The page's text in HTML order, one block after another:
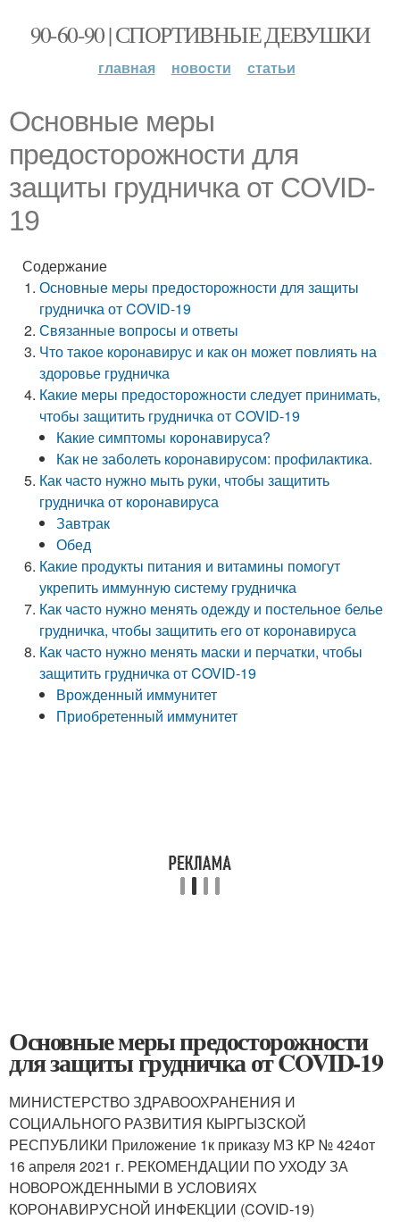
90-60-90 | СПОРТИВНЫЕ ДЕВУШКИ
главная новости статьи
Основные меры
предосторожности для
защиты грудничка от COVID-
19
Содержание
Основные меры предосторожности для защиты
грудничка от COVID-19
Связанные вопросы и ответы
Что такое коронавирус и как он может повлиять на
здоровье грудничка
Какие меры предосторожности следует принимать,
чтобы защитить грудничка от COVID-19
Какие симптомы коронавируса?
Как не заболеть коронавирусом: профилактика.
Как часто нужно мыть руки, чтобы защитить
грудничка от коронавируса
Завтрак
Обед
Какие продукты питания и витамины помогут
укрепить иммунную систему грудничка
Как часто нужно менять одежду и постельное белье
грудничка, чтобы защитить его от коронавируса
Как часто нужно менять маски и перчатки, чтобы
защитить грудничка от COVID-19
Врожденный иммунитет
Приобретенный иммунитет
Основные меры предосторожности
для защиты грудничка от COVID-19
МИНИСТЕРСТВО ЗДРАВООХРАНЕНИЯ И
СОЦИАЛЬНОГО РАЗВИТИЯ КЫРГЫЗСКОЙ
РЕСПУБЛИКИ Приложение 1к приказу МЗ КР № 424от
16 апреля 2021 г. РЕКОМЕНДАЦИИ ПО УХОДУ ЗА
НОВОРОЖДЕННЫМИ В УСЛОВИЯХ
КОРОНАВИРУСНОЙ ИНФЕКЦИИ (COVID-19)